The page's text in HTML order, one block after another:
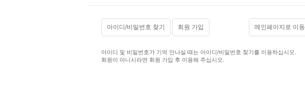
아이디/비밀번호 찾기 회원 가입 메인페이지로 이동
아이디 및 비밀번호가 기억 안나실 때는 아이디/비밀번호 찾기를 이용하십시오.
회원이 아니시라면 회원 가입 후 이용해 주십시오.